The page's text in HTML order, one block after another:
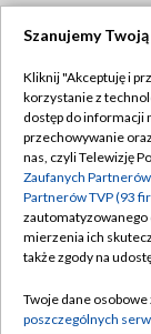
Abonament
Emisja w TVP
Centrum
Naziemna
Rada
Szanujemy
Kliknij "Akceptuję i
korzystanie z
dostęp do informacji
przechowywanie
nas, czyli Telewizję
Zaufanych
Partnerów TVP (93
zautomatyzowanego
mierzenia ich
także zgody na
Twoje dane
poszczególnych